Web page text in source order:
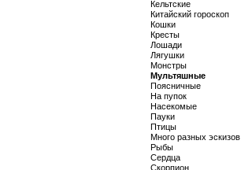
Кельтские
Китайский гороскоп
Кошки
Кресты
Лошади
Лягушки
Монстры
Мультяшные
Поясничные
На пупок
Насекомые
Пауки
Птицы
Много разных эскизов
Рыбы
Сердца
Скорпион